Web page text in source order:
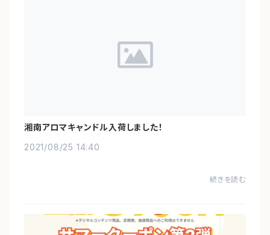
湘南アロマキャンドル入荷しました！
2021/08/25 14:40
続きを読む